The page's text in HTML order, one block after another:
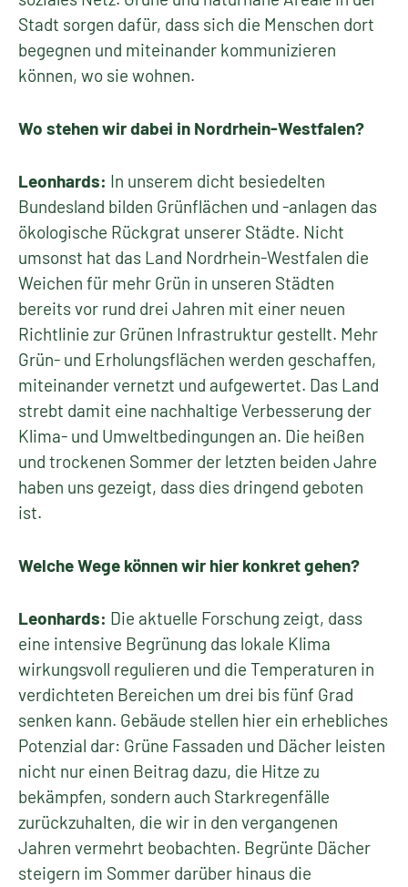
Stadt sorgen dafür, dass sich die Menschen dort
begegnen und miteinander kommunizieren
können, wo sie wohnen.
Wo stehen wir dabei in Nordrhein-Westfalen?
Leonhards: In unserem dicht besiedelten
Bundesland bilden Grünflächen und -anlagen das
ökologische Rückgrat unserer Städte. Nicht
umsonst hat das Land Nordrhein-Westfalen die
Weichen für mehr Grün in unseren Städten
bereits vor rund drei Jahren mit einer neuen
Richtlinie zur Grünen Infrastruktur gestellt. Mehr
Grün- und Erholungsflächen werden geschaffen,
miteinander vernetzt und aufgewertet. Das Land
strebt damit eine nachhaltige Verbesserung der
Klima- und Umweltbedingungen an. Die heißen
und trockenen Sommer der letzten beiden Jahre
haben uns gezeigt, dass dies dringend geboten
ist.
Welche Wege können wir hier konkret gehen?
Leonhards: Die aktuelle Forschung zeigt, dass
eine intensive Begrünung das lokale Klima
wirkungsvoll regulieren und die Temperaturen in
verdichteten Bereichen um drei bis fünf Grad
senken kann. Gebäude stellen hier ein erhebliches
Potenzial dar: Grüne Fassaden und Dächer leisten
nicht nur einen Beitrag dazu, die Hitze zu
bekämpfen, sondern auch Starkregenfälle
zurückzuhalten, die wir in den vergangenen
Jahren vermehrt beobachten. Begrünte Dächer
steigern im Sommer darüber hinaus die